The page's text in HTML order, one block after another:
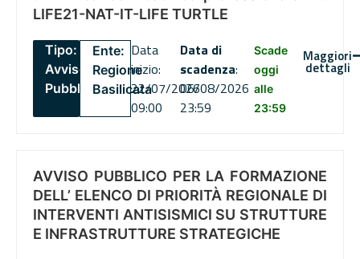
LIFE21-NAT-IT-LIFE TURTLE
Tipo:
Avviso
Pubblico
Ente:
Regione
Basilicata
Data
inizio:
22/07/2026
09:00
Data di
scadenza:
06/08/2026
23:59
Scade
oggi
alle
23:59
Maggiori
dettagli
AVVISO PUBBLICO PER LA FORMAZIONE
DELL’ ELENCO DI PRIORITÀ REGIONALE DI
INTERVENTI ANTISISMICI SU STRUTTURE
E INFRASTRUTTURE STRATEGICHE